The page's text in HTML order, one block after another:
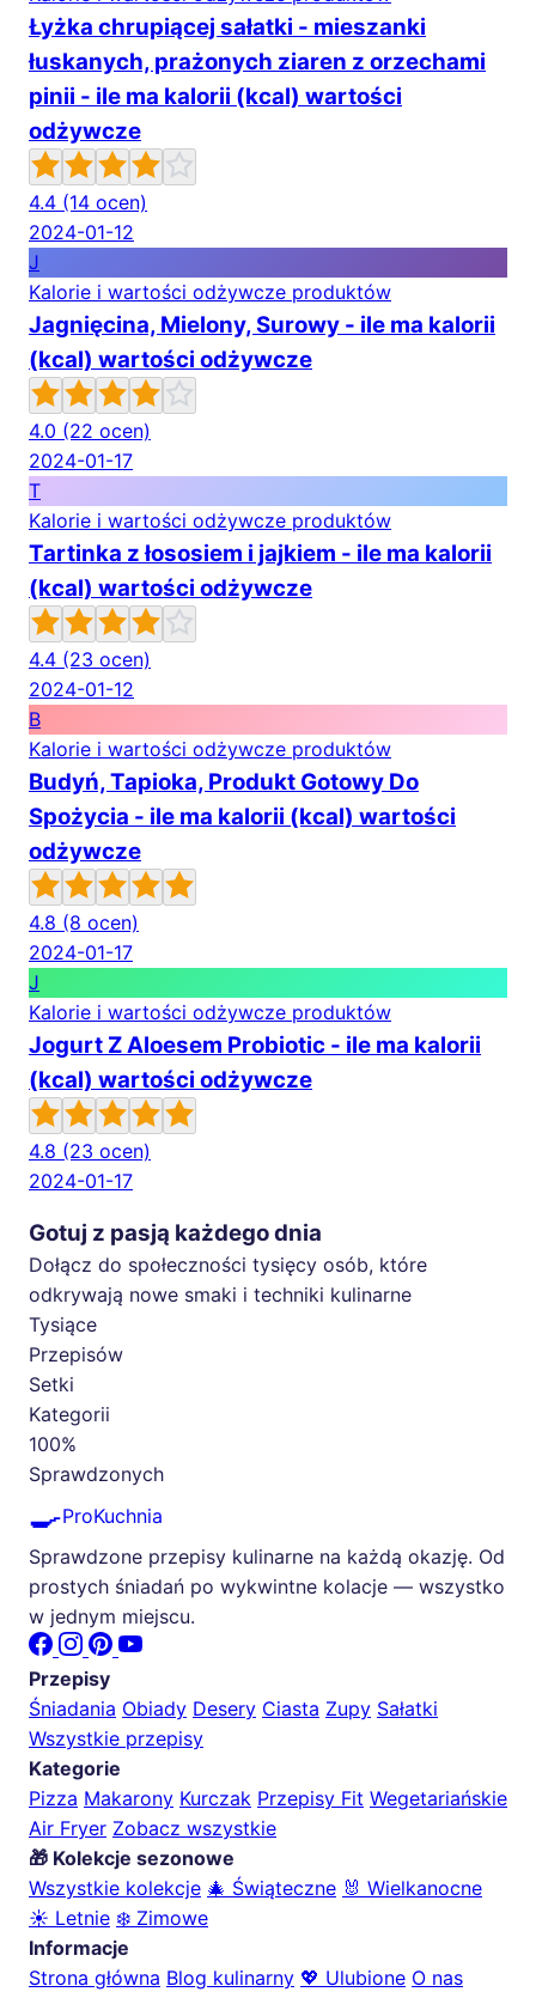
Łyżka chrupiącej sałatki - mieszanki
łuskanych, prażonych ziaren z orzechami
pinii - ile ma kalorii (kcal) wartości
odżywcze
4.4 (14 ocen)
2024-01-12
J
Kalorie i wartości odżywcze produktów
Jagnięcina, Mielony, Surowy - ile ma kalorii
(kcal) wartości odżywcze
4.0 (22 ocen)
2024-01-17
T
Kalorie i wartości odżywcze produktów
Tartinka z łososiem i jajkiem - ile ma kalorii
(kcal) wartości odżywcze
4.4 (23 ocen)
2024-01-12
B
Kalorie i wartości odżywcze produktów
Budyń, Tapioka, Produkt Gotowy Do
Spożycia - ile ma kalorii (kcal) wartości
odżywcze
4.8 (8 ocen)
2024-01-17
J
Kalorie i wartości odżywcze produktów
Jogurt Z Aloesem Probiotic - ile ma kalorii
(kcal) wartości odżywcze
4.8 (23 ocen)
2024-01-17
Gotuj z pasją każdego dnia
Dołącz do społeczności tysięcy osób, które
odkrywają nowe smaki i techniki kulinarne
Tysiące
Przepisów
Setki
Kategorii
100%
Sprawdzonych
🍳ProKuchnia
Sprawdzone przepisy kulinarne na każdą okazję. Od
prostych śniadań po wykwintne kolacje — wszystko
w jednym miejscu.
Przepisy
Śniadania Obiady Desery Ciasta Zupy Sałatki
Wszystkie przepisy
Kategorie
Pizza Makarony Kurczak Przepisy Fit Wegetariańskie
Air Fryer Zobacz wszystkie
🎁 Kolekcje sezonowe
Wszystkie kolekcje 🎄 Świąteczne 🐰 Wielkanocne
☀️ Letnie ❄️ Zimowe
Informacje
Strona główna Blog kulinarny 💖 Ulubione O nas